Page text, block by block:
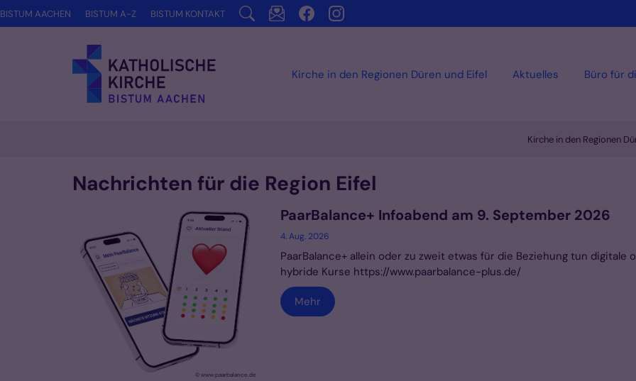
Zum Inhalt springen
Kirche in den Regionen Düren und Eifel Aktuelles Büro für
BISTUM AACHEN BISTUM A-Z BISTUM KONTAKT
Kirche in den Regionen
Nachrichten für die Region Eifel
© www.paarbalance.de
PaarBalance+ Infoabend am 9. September 2026
4. Aug. 2026
PaarBalance+ allein oder zu zweit etwas für die Beziehung tun digitale
hybride Kurse https://www.paarbalance-plus.de/
Mehr